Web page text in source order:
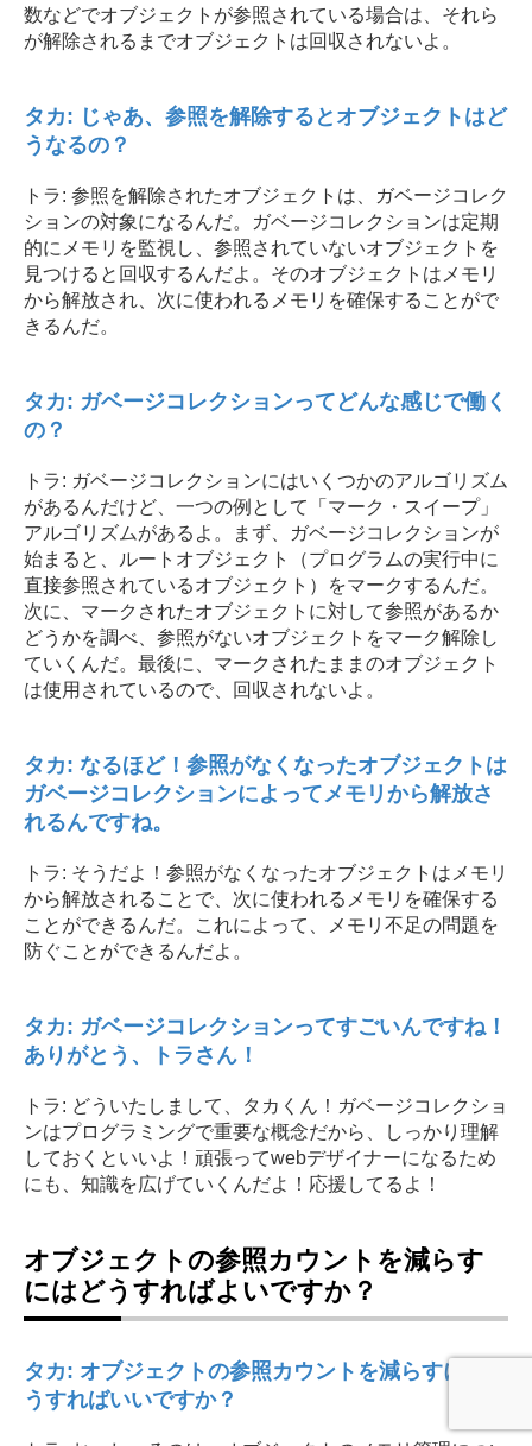
数などでオブジェクトが参照されている場合は、それら
が解除されるまでオブジェクトは回収されないよ。
タカ: じゃあ、参照を解除するとオブジェクトはど
うなるの？
トラ: 参照を解除されたオブジェクトは、ガベージコレク
ションの対象になるんだ。ガベージコレクションは定期
的にメモリを監視し、参照されていないオブジェクトを
見つけると回収するんだよ。そのオブジェクトはメモリ
から解放され、次に使われるメモリを確保することがで
きるんだ。
タカ: ガベージコレクションってどんな感じで働く
の？
トラ: ガベージコレクションにはいくつかのアルゴリズム
があるんだけど、一つの例として「マーク・スイープ」
アルゴリズムがあるよ。まず、ガベージコレクションが
始まると、ルートオブジェクト（プログラムの実行中に
直接参照されているオブジェクト）をマークするんだ。
次に、マークされたオブジェクトに対して参照があるか
どうかを調べ、参照がないオブジェクトをマーク解除し
ていくんだ。最後に、マークされたままのオブジェクト
は使用されているので、回収されないよ。
タカ: なるほど！参照がなくなったオブジェクトは
ガベージコレクションによってメモリから解放さ
れるんですね。
トラ: そうだよ！参照がなくなったオブジェクトはメモリ
から解放されることで、次に使われるメモリを確保する
ことができるんだ。これによって、メモリ不足の問題を
防ぐことができるんだよ。
タカ: ガベージコレクションってすごいんですね！
ありがとう、トラさん！
トラ: どういたしまして、タカくん！ガベージコレクショ
ンはプログラミングで重要な概念だから、しっかり理解
しておくといいよ！頑張ってwebデザイナーになるため
にも、知識を広げていくんだよ！応援してるよ！
オブジェクトの参照カウントを減らす
にはどうすればよいですか？
タカ: オブジェクトの参照カウントを減らすにはど
うすればいいですか？